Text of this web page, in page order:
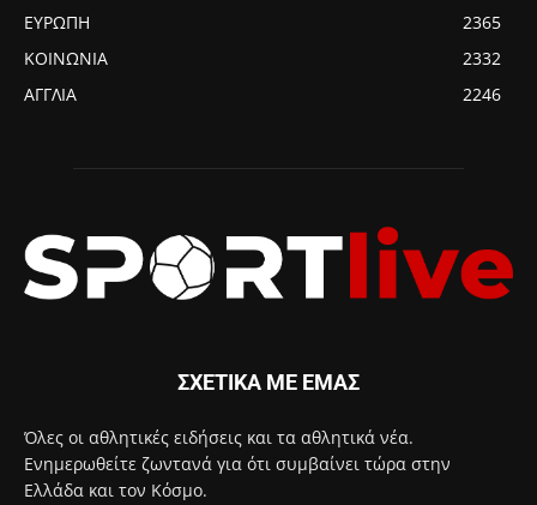
ΕΥΡΩΠΗ
2365
ΚΟΙΝΩΝΙΑ
2332
ΑΓΓΛΙΑ
2246
ΣΧΕΤΙΚΑ ΜΕ ΕΜΑΣ
Όλες οι αθλητικές ειδήσεις και τα αθλητικά νέα.
Ενημερωθείτε ζωντανά για ότι συμβαίνει τώρα στην
Ελλάδα και τον Κόσμο.